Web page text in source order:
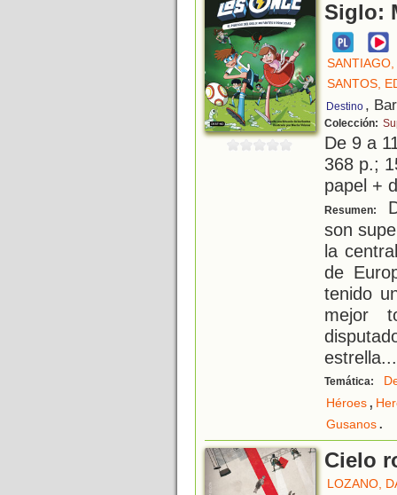
Siglo:
SANTOS,
Destino ,
Colección:
De 9 a
368 p.;
papel +
Resumen:
son
la
de
tenido
mejor
estrella...
Temática:
Héroes,
Gusanos.
Cielo
LOZANO,